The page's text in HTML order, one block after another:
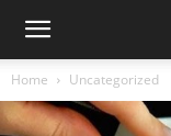
Home Uncategorized